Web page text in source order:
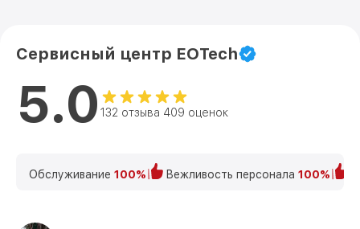
Сервисный центр EOTech
5.0 132 отзыва 409 оценок
Обслуживание 100% Вежливость персонала 100%